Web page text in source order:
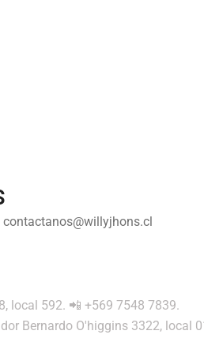
contactanos@willyjhons.cl
local 592. 📲 +569 7548 7839.
Bernardo O'higgins 3322, local